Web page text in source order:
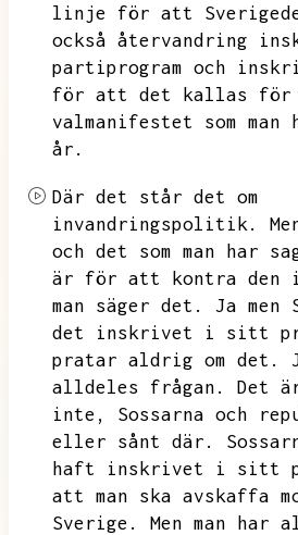
linje för att
också återvandring
partiprogram och
för att det kallas för
valmanifestet som
år.
Där det står det om
invandringspolitik.
och det som man har
är för att kontra den
man säger det.
Ja men
det inskrivet i sitt
pratar aldrig om det.
alldeles frågan.
Det
inte,
Sossarna och
eller sånt där.
haft inskrivet i sitt
att man ska avskaffa
Sverige.
Men man har